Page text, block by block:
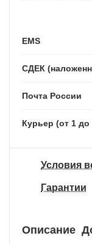
EMS
СДЕК
Почта России
Курьер (от 1 до
Условия
Гарантии
Описание